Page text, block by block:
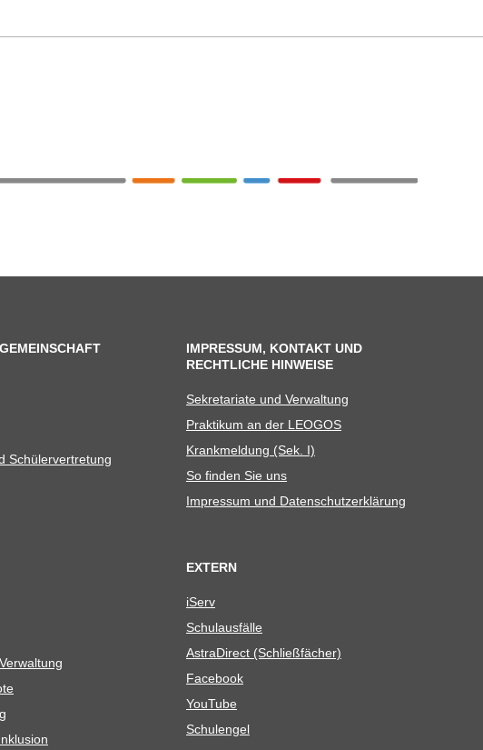
Schülervertretung
IMPRESSUM, KONTAKT UND
RECHTLICHE HINWEISE
Sekre­ta­riate und Verwaltung
Prak­ti­kum an der LEOGOS
Krank­mel­dung (Sek. I)
So fin­den Sie uns
Impres­sum und Datenschutzerklärung
EXTERN
iServ
Schul­aus­fälle
Astra­Di­rect (Schließ­fä­cher)
Face­book
You­Tube
Schul­en­gel